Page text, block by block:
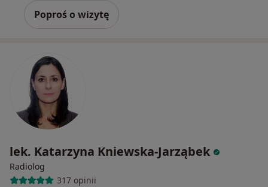
Poproś o wizytę
lek. Katarzyna Kniewska-Jarząbek
Radiolog
317 opinii